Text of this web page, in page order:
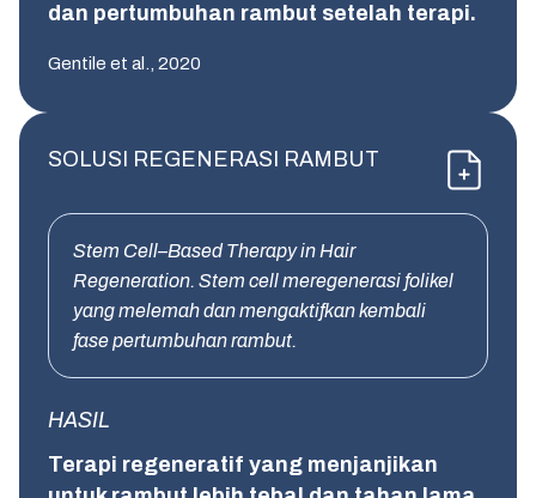
dan pertumbuhan rambut setelah terapi.
Gentile et al., 2020
SOLUSI REGENERASI RAMBUT
Stem Cell–Based Therapy in Hair
Regeneration. Stem cell meregenerasi folikel
yang melemah dan mengaktifkan kembali
fase pertumbuhan rambut.
HASIL
Terapi regeneratif yang menjanjikan